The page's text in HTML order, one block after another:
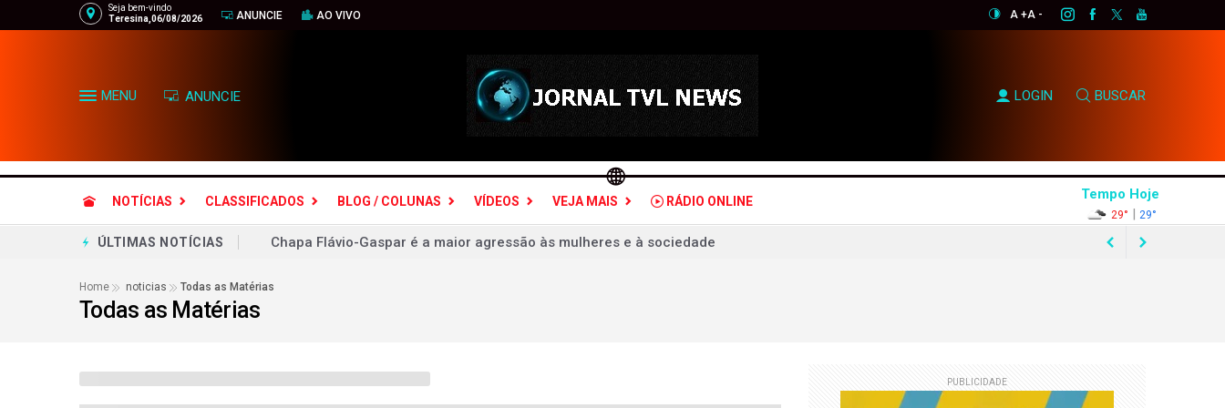
Seja bem-vindo
Teresina,06/08/2026
ANUNCIE AO VIVO A +A -
MENU ANUNCIE LOGIN BUSCAR
NOTÍCIAS CLASSIFICADOS BLOG / COLUNAS VÍDEOS VEJA MAIS RÁDIO ONLINE Tempo Hoje
29° | 29°
ÚLTIMAS NOTÍCIAS
Lei Maria da Penha mudou olhar sobre crimes de violência doméstica
Gilmar Mendes aguarda PGR para decidir sobre inquérito por estupro contra vice de Flávio Bolsonaro
Home noticias Todas as Matérias
Todas as Matérias
PUBLICIDADE